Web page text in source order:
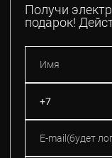
Получи
подарок!